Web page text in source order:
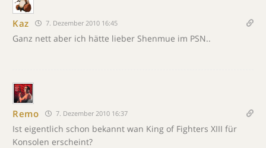
Kaz 7. Dezember 2010 16:45
Ganz nett aber ich hätte lieber Shenmue im PSN..
Remo 7. Dezember 2010 16:37
Ist eigentlich schon bekannt wan King of Fighters XIII für
Konsolen erscheint?